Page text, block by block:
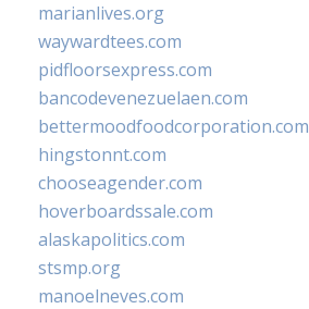
marianlives.org
waywardtees.com
pidfloorsexpress.com
bancodevenezuelaen.com
bettermoodfoodcorporation.com
hingstonnt.com
chooseagender.com
hoverboardssale.com
alaskapolitics.com
stsmp.org
manoelneves.com